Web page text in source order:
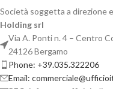
Società soggetta a direzione
Holding srl
Via A. Ponti n. 4 – Centro
24126 Bergamo
Phone: +39.035.322206
Email: